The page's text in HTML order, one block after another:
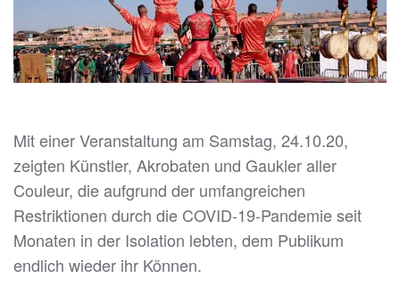
Mit einer Veranstaltung am Samstag, 24.10.20,
zeigten Künstler, Akrobaten und Gaukler aller
Couleur, die aufgrund der umfangreichen
Restriktionen durch die COVID-19-Pandemie seit
Monaten in der Isolation lebten, dem Publikum
endlich wieder ihr Können.